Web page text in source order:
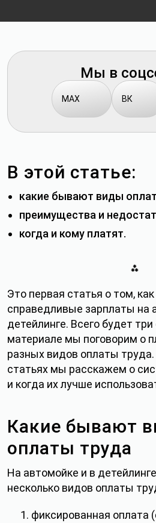
Мы в
MAX ВК
В этой статье:
какие бывают виды
преимущества и
когда и кому платят.
⁂
Это первая статья о том,
справедливые зарплаты на
детейлинге. Всего будет
материале мы поговорим о
разных видов оплаты
статьях мы расскажем о
и когда их лучше
Какие бывают
оплаты труда
На автомойке и в
несколько видов оплаты
фиксированная оплата